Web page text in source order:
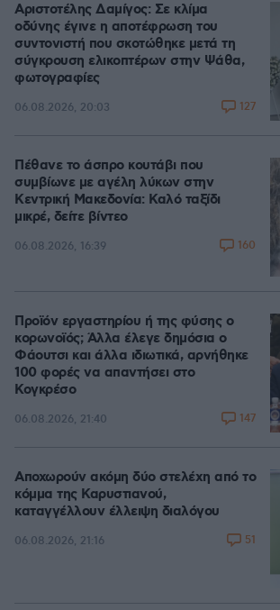
Αριστοτέλης Δαμίγος: Σε κλίμα
οδύνης έγινε η αποτέφρωση του
συντονιστή που σκοτώθηκε μετά τη
σύγκρουση ελικοπτέρων στην Ψάθα,
φωτογραφίες
06.08.2026, 20:03 127
Πέθανε το άσπρο κουτάβι που
συμβίωνε με αγέλη λύκων στην
Κεντρική Μακεδονία: Καλό ταξίδι
μικρέ, δείτε βίντεο
06.08.2026, 16:39 160
Προϊόν εργαστηρίου ή της φύσης ο
κορωνοϊός; Άλλα έλεγε δημόσια ο
Φάουτσι και άλλα ιδιωτικά, αρνήθηκε
100 φορές να απαντήσει στο
Κογκρέσο
06.08.2026, 21:40 147
Αποχωρούν ακόμη δύο στελέχη από το
κόμμα της Καρυστιανού,
καταγγέλλουν έλλειψη διαλόγου
06.08.2026, 21:16 51